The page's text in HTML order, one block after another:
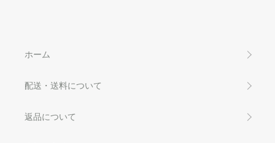
ホーム
配送・送料について
返品について